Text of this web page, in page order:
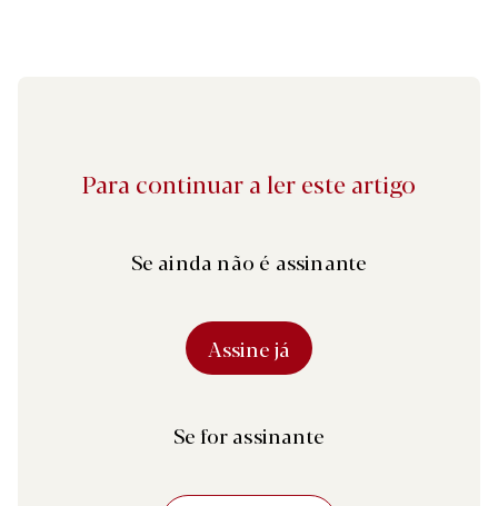
Para continuar a ler este artigo
Se ainda não é assinante
Assine já
Se for assinante